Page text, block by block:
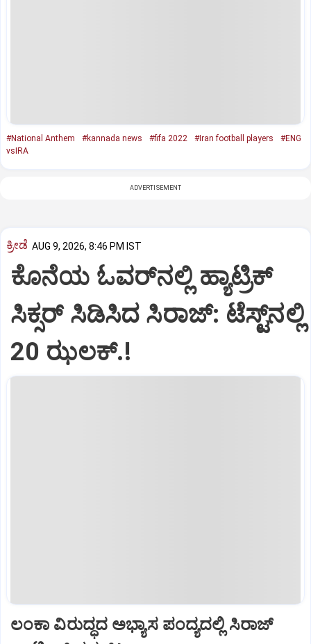
#National Anthem #kannada news #fifa 2022 #Iran football players
#ENG
vsIRA
ADVERTISEMENT
ಕ್ರೀಡೆ AUG 9, 2026, 8:46 PM IST
ಕೊನೆಯ ಓವರ್‌ನಲ್ಲಿ ಹ್ಯಾಟ್ರಿಕ್
ಸಿಕ್ಸರ್‌ ಸಿಡಿಸಿದ ಸಿರಾಜ್:‌ ಟೆಸ್ಟ್‌ನಲ್ಲಿ
20 ಝಲಕ್.!‌
ಲಂಕಾ ವಿರುದ್ಧದ ಅಭ್ಯಾಸ ಪಂದ್ಯದಲ್ಲಿ ಸಿರಾಜ್‌